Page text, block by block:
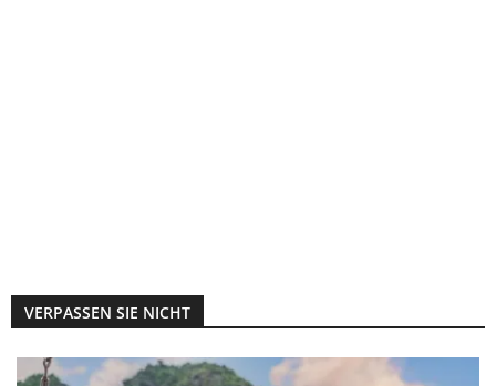
VERPASSEN SIE NICHT